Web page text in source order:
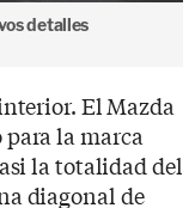
detalles
El Mazda
la marca
la totalidad del
diagonal de